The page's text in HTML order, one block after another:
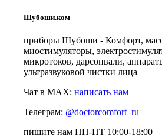
Шубоши.ком
приборы Шубоши - Комфорт,
миостимуляторы,
микротоков, дарсонвали,
ультразвуковой чистки лица
Чат в MAX: написать нам
Телеграм: @doctorcomfort_ru
пишите нам ПН-ПТ 10:00-18:00